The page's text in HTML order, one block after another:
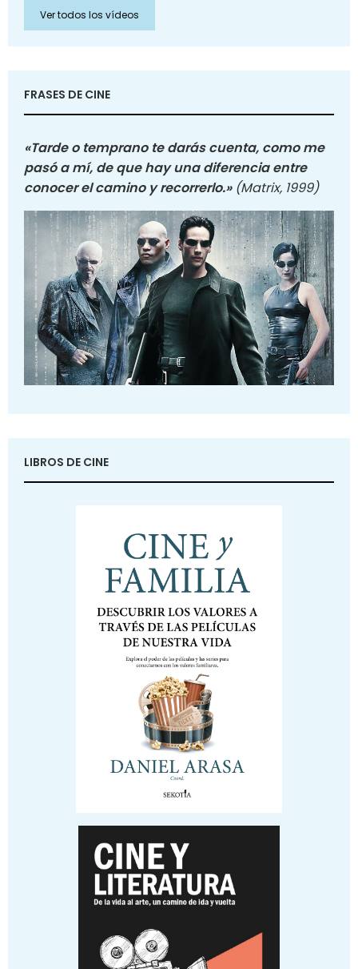
Ver todos los vídeos
FRASES DE CINE
«Tarde o temprano te darás cuenta, como me
pasó a mí, de que hay una diferencia entre
conocer el camino y recorrerlo.» (Matrix, 1999)
LIBROS DE CINE